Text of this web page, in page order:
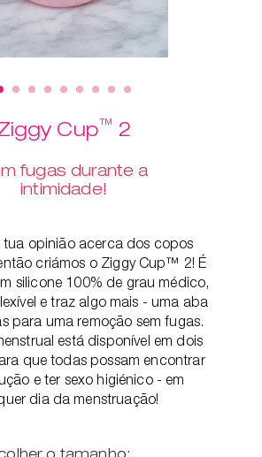
Cup™ 2
fugas durante a
intimidade!
tua opinião acerca dos copos
criámos o Ziggy Cup™ 2! É
silicone 100% de grau médico,
e traz algo mais - uma aba
para uma remoção sem fugas.
está disponível em dois
que todas possam encontrar
e ter sexo higiénico - em
dia da menstruação!
o tamanho: